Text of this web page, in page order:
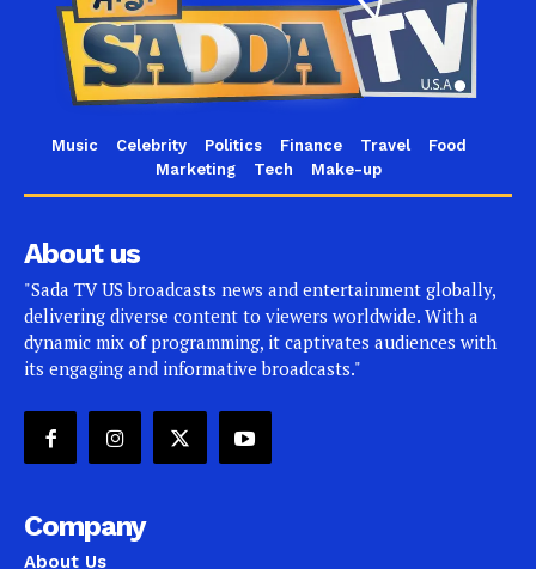
Music Celebrity Politics Finance Travel
Food
Marketing
Tech Make-up
About us
"Sada TV US broadcasts news and entertainment globally,
delivering diverse content to viewers worldwide. With a
dynamic mix of programming, it captivates audiences with
its engaging and informative broadcasts."
Company
About Us